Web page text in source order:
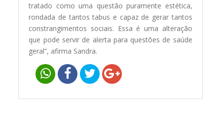
tratado como uma questão puramente estética,
rondada de tantos tabus e capaz de gerar tantos
constrangimentos sociais. Essa é uma alteração
que pode servir de alerta para questões de saúde
geral”, afirma Sandra.